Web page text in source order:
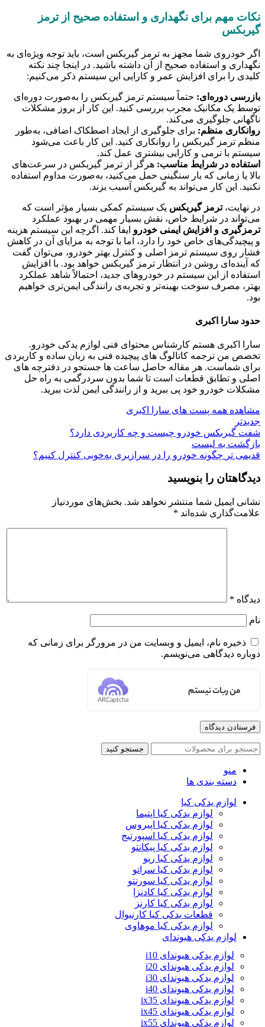
نکات مهم برای نگهداری و استفاده صحیح از ترمز
گیربکس
اگر خودروی شما مجهز به ترمز گیربکس است، باید توجه ویژه‌ای به
نگهداری و استفاده صحیح از آن داشته باشید. در اینجا چند نکته
کلیدی را برای افزایش عمر و کارایی این سیستم ذکر می‌کنیم:
بازرسی دوره‌ای: حتماً سیستم ترمز گیربکس را به‌صورت دوره‌ای
توسط یک مکانیک مجرب بررسی کنید. این کار از بروز مشکلات
ناگهانی جلوگیری می‌کند.
روانکاری منظم: برای جلوگیری از ایجاد اصطکاک اضافی، به‌طور
منظم ترمز گیربکس را روانکاری کنید. این کار باعث می‌شود
سیستم با نرمی و کارایی بیشتری عمل کند.
استفاده در شرایط مناسب: هرگز از ترمز گیربکس در سرعت‌های
بالا یا زمانی که بار سنگینی حمل می‌کنید، به‌صورت مداوم استفاده
نکنید. این کار می‌تواند به گیربکس آسیب بزند.
در نهایت،ترمز گیربکس یک سیستم کمکی بسیار مؤثر است که
می‌تواند در شرایط خاص، نقش بسیار مهمی در بهبود عملکرد
ترمزگیری و افزایش ایمنی خودرو ایفا کند. اگرچه این سیستم هزینه
و پیچیدگی‌های خاص خود را دارد، اما با توجه به مزایای آن در کاهش
فشار روی سیستم ترمز اصلی و کنترل بهتر خودرو، می‌توان گفت
که آینده‌ای روشن در انتظار ترمز گیربکس خواهد بود. با افزایش
استفاده از این سیستم در خودروهای جدید، احتمالاً شاهد عملکرد
بهتر، مصرف سوخت بهینه‌تر و تجربه‌ی رانندگی ایمن‌تری خواهیم
بود.
حدود سارا اکبری
سارا اکبری هستم کارشناس محتوای فنی لوازم یدکی خودرو.
تخصص من ترجمه کاتالوگ‌ های پیچیده فنی به زبان ساده و کاربردی
برای شماست. هر مقاله حاصل ساعت‌ ها جستجو در دفترچه‌ های
اصلی و تطابق قطعات است تا شما بدون سردرگمی به راه حل
مشکلات خودرو خود پی ببرید و از رانندگی ایمن لذت ببرید.
مشاهده همه پست های سارا اکبری
جدیدتر
شفت گیربکس خودرو چیست و چه کاربردی دارد؟
بازگشت به لیست
قدیمی تر چگونه خودرو را در سرازیری به‌خوبی کنترل کنیم؟
دیدگاهتان را بنویسید
نشانی ایمیل شما منتشر نخواهد شد. بخش‌های موردنیاز
علامت‌گذاری شده‌اند *
دیدگاه *
نام
ذخیره نام، ایمیل و وبسایت من در مرورگر برای زمانی که
دوباره دیدگاهی می‌نویسم.
من ربات نیستم
ARCaptcha
جستجو کنید
منو
دسته بندی ها
لوازم یدکی کیا
لوازم یدکی کیا اپتیما
لوازم یدکی کیا اپیروس
لوازم یدکی کیا اسپورتیج
لوازم یدکی کیا پیکانتو
لوازم یدکی کیا ریو
لوازم یدکی کیا سراتو
لوازم یدکی کیا سورنتو
لوازم یدکی کیا کادنزا
لوازم یدکی کیا کارنز
قطعات یدکی کیا کارنیوال
لوازم یدکی کیا موهاوی
لوازم یدکی هیوندای
لوازم یدکی هیوندای i10
لوازم یدکی هیوندای i20
لوازم یدکی هیوندای i30
لوازم یدکی هیوندای i40
لوازم یدکی هیوندای ix35
لوازم یدکی هیوندای ix45
لوازم یدکی هیوندای ix55